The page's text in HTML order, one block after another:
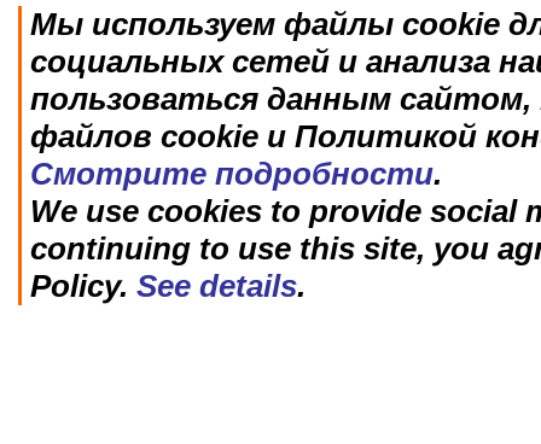
Мы используем файлы cookie
социальных сетей и анализа
пользоваться данным
файлов cookie и Политикой
Смотрите подробности.
We use cookies to provide social
continuing to use this site, you
Policy. See details.